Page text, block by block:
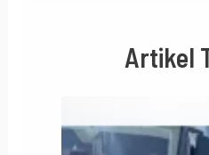
Artikel